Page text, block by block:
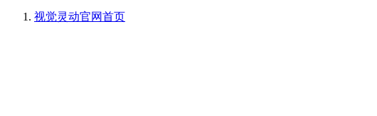
视觉灵动官网首页